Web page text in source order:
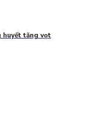
huyết tăng vọt